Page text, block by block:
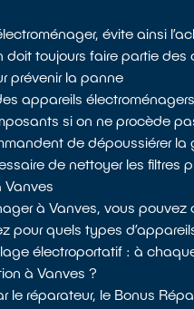
évite ainsi
toujours faire partie des
prévenir la panne
appareils
si on ne procède
de dépoussiérer la
de nettoyer les filtres
Vanves
à Vanves, vous
pour quels types
électroportatif : à
à Vanves ?
réparateur, le Bonus